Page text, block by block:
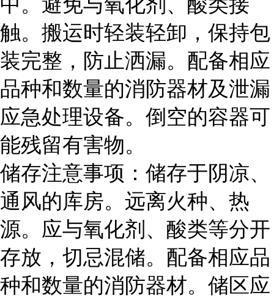
触。搬运时轻装轻卸，保持包
装完整，防止洒漏。配备相应
品种和数量的消防器材及泄漏
应急处理设备。倒空的容器可
能残留有害物。
储存注意事项：储存于阴凉、
通风的库房。远离火种、热
源。应与氧化剂、酸类等分开
存放，切忌混储。配备相应品
种和数量的消防器材。储区应